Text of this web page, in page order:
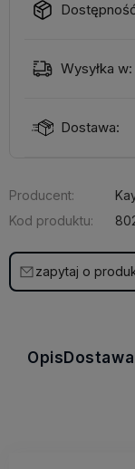
Wysyłka w:
Dostawa:
Producent:
Kod produktu:
zapytaj o
Opis Dostawa